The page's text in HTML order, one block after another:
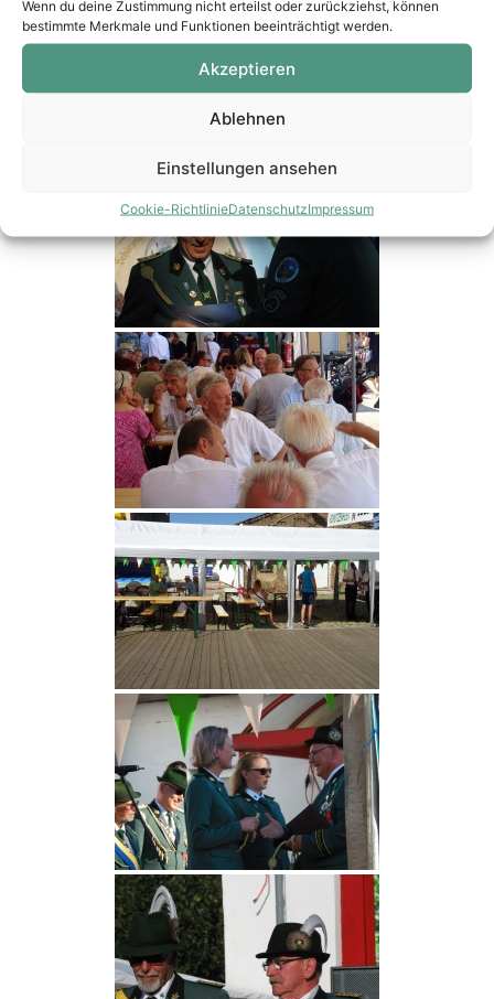
Wenn du deine Zustimmung nicht erteilst oder zurückziehst, können
bestimmte Merkmale und Funktionen beeinträchtigt werden.
Akzeptieren
Ablehnen
Einstellungen ansehen
Cookie-RichtlinieDatenschutzImpressum